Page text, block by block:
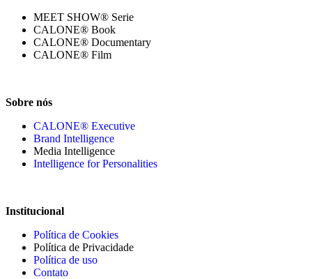
MEET SHOW® Serie
CALONE® Book
CALONE® Documentary
CALONE® Film
Sobre nós
CALONE® Executive
Brand Intelligence
Media Intelligence
Intelligence for Personalities
Institucional
Política de Cookies
Política de Privacidade
Política de uso
Contato